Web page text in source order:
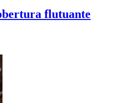
flutuante